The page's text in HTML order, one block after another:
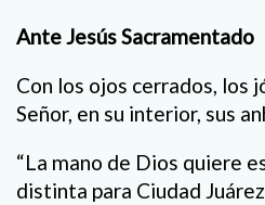
Ante Jesús Sacramentado
Con los ojos cerrados, los
Señor, en su interior, sus
“La mano de Dios quiere
distinta para Ciudad